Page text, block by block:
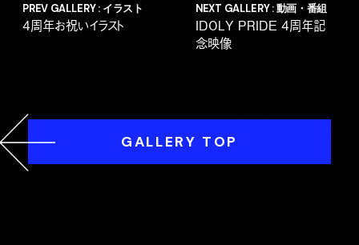
PREV GALLERY : イラスト
4周年お祝いイラスト
NEXT GALLERY : 動画・番組
IDOLY PRIDE 4周年記
念映像
GALLERY TOP